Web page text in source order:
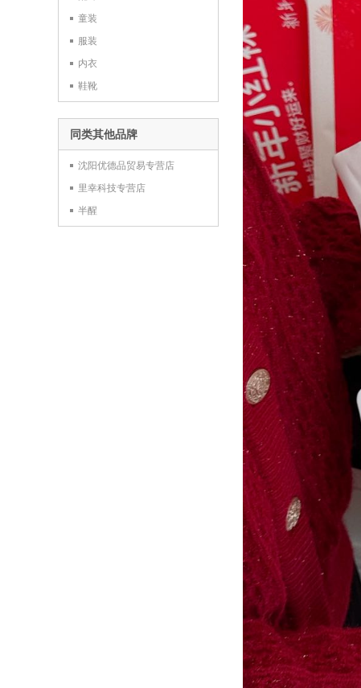
童装
服装
内衣
鞋靴
同类其他品牌
沈阳优德品贸易专营店
里幸科技专营店
半醒